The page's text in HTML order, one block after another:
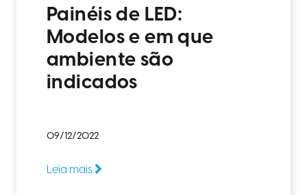
Painéis de LED:
Modelos e em que
ambiente são
indicados
09/12/2022
Leia mais